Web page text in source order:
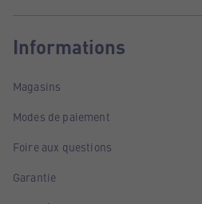
Informations
Magasins
Modes de paiement
Foire aux questions
Garantie